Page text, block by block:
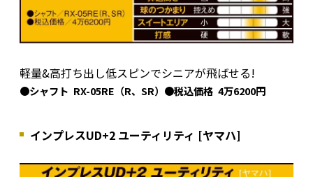
軽量&高打ち出し低スピンでシニアが飛ばせる!
●シャフト RX-05RE（R、SR）●税込価格 4万6200円
インプレスUD+2 ユーティリティ [ヤマハ]